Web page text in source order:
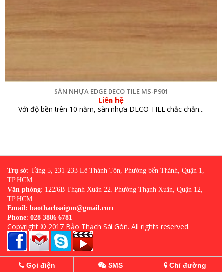
SÀN NHỰA EDGE DECO TILE MS-P901
Liên hệ
Với độ bền trên 10 năm, sàn nhựa DECO TILE chắc chắn...
Trụ sở: Tầng 5, 231-233 Lê Thánh Tôn, Phường bến Thành, Quận 1,
TP.HCM
Văn phòng: 122/6B Thạnh Xuân 22, Phường Thạnh Xuân, Quận 12,
TP.HCM
Email: baothachsaigon@gmail.com
Phone: 028 3886 6781
Copyright © 2017 Bảo Thạch Sài Gòn. All rights reserved.
Gọi điện SMS Chỉ đường